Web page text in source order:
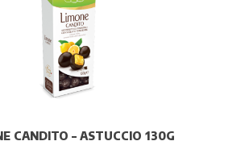
CANDITO – ASTUCCIO 130G